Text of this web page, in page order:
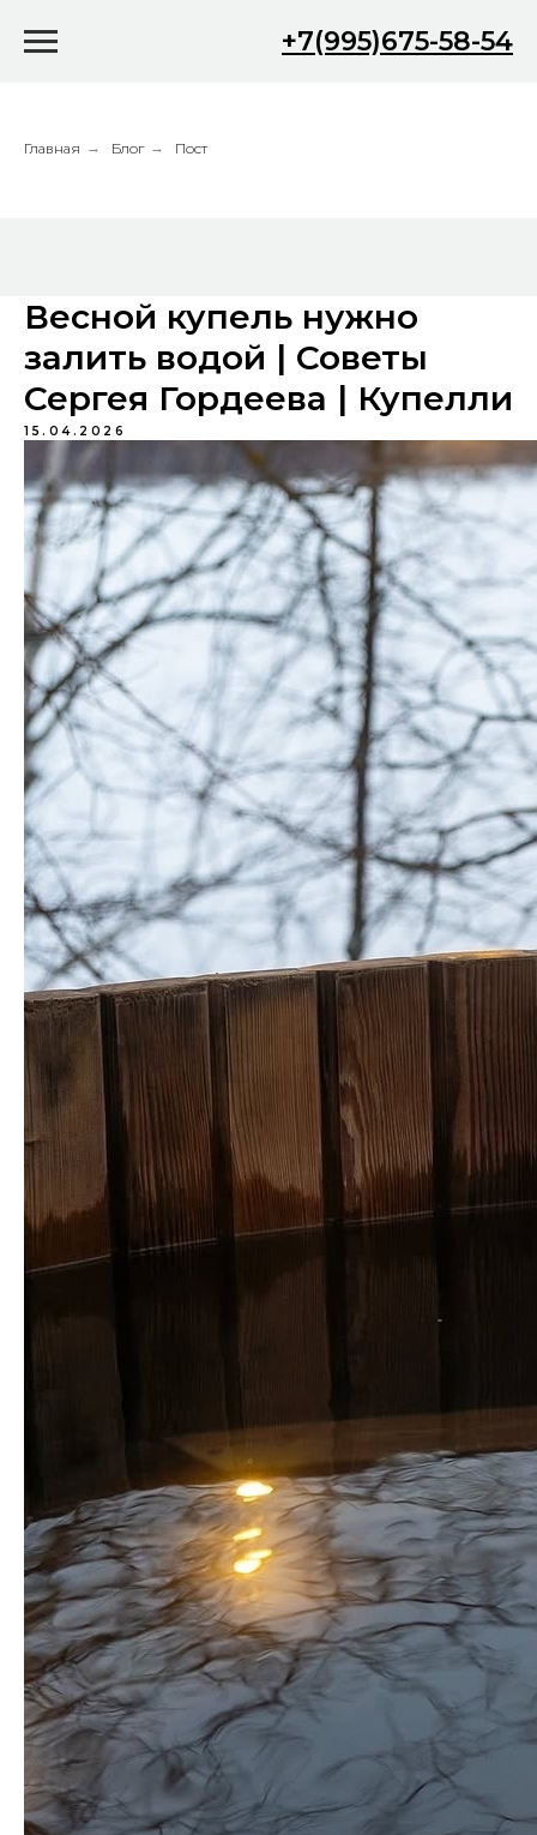
+7(995)675-58-54
Главная → Блог → Пост
Весной купель нужно
залить водой | Советы
Сергея Гордеева | Купелли
15.04.2026